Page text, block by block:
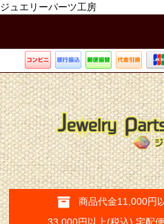
ジュエリーパーツ工房
商品代金11,000円
33,000円以上(税込) 宅配